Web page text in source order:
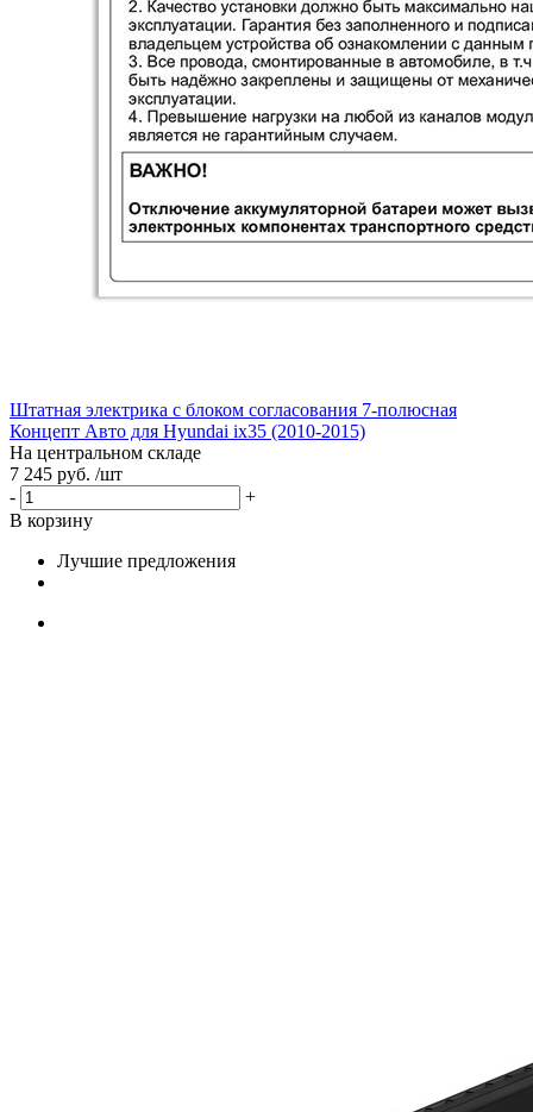
Штатная электрика с блоком согласования 7-полюсная
Концепт Авто для Hyundai ix35 (2010-2015)
На центральном складе
7 245 руб. /шт
-
+
В корзину
Лучшие предложения